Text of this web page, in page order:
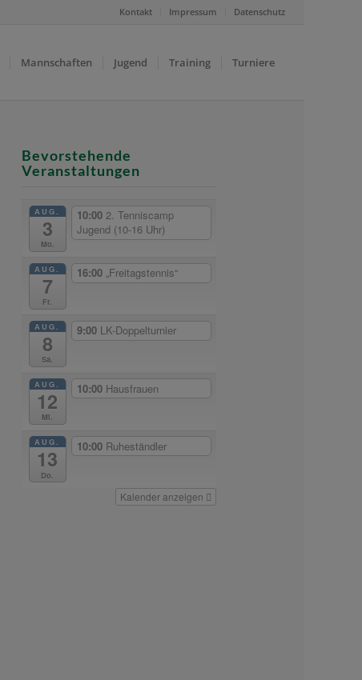
Kontakt Impressum Datenschutz
Mannschaften Jugend Training Turniere
Bevorstehende
Veranstaltungen
AUG.
3
Mo.
10:00 2. Tenniscamp
Jugend (10-16 Uhr)
AUG.
7
Fr.
16:00 „Freitagstennis“
AUG.
8
Sa.
9:00 LK-Doppelturnier
AUG.
12
Mi.
10:00 Hausfrauen
AUG.
13
Do.
10:00 Ruheständler
Kalender anzeigen